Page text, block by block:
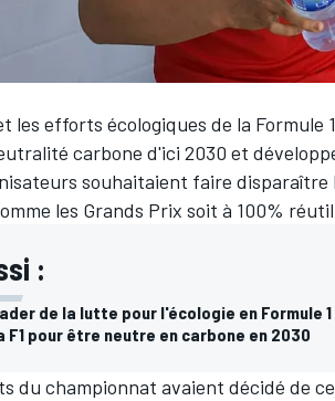
les efforts écologiques de la Formule
carbone d'ici 2030 et
souhaitaient faire
les Grands Prix soit à 100%
:
de la lutte pour l'écologie en Formule 1
F1 pour être neutre en carbone en 2030
du championnat avaient décidé de